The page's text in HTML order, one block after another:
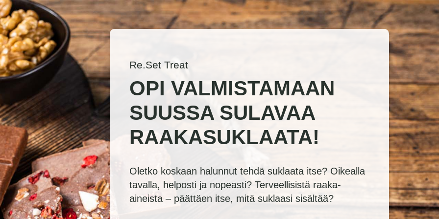
Re.Set Treat
OPI VALMISTAMAAN
SUUSSA SULAVAA
RAAKASUKLAATA!
Oletko koskaan halunnut tehdä suklaata itse? Oikealla
tavalla, helposti ja nopeasti? Terveellisistä raaka-
aineista – päättäen itse, mitä suklaasi sisältää?